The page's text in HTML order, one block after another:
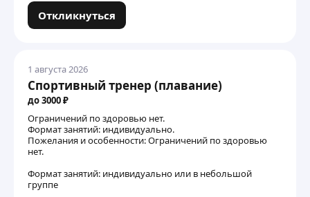
Откликнуться
1 августа 2026
Спортивный тренер (плавание)
до 3000 ₽
Ограничений по здоровью нет.
Формат занятий: индивидуально.
Пожелания и особенности: Ограничений по здоровью
нет.
Формат занятий: индивидуально или в небольшой
группе